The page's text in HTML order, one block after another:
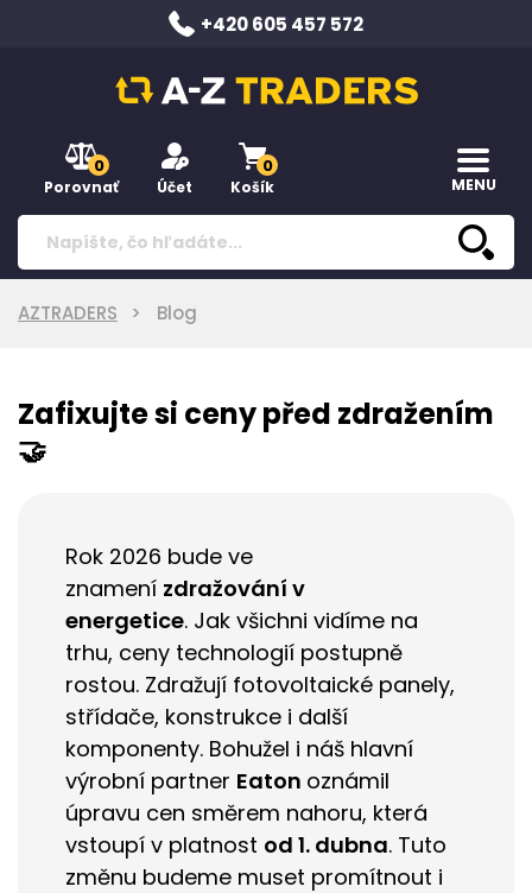
+420 605 457 572
0
Porovnať Účet
0
Košík MENU
AZTRADERS Blog
Zafixujte si ceny před zdražením
🤝
Rok 2026 bude ve
znamení zdražování v
energetice. Jak všichni vidíme na
trhu, ceny technologií postupně
rostou. Zdražují fotovoltaické panely,
střídače, konstrukce i další
komponenty. Bohužel i náš hlavní
výrobní partner Eaton oznámil
úpravu cen směrem nahoru, která
vstoupí v platnost od 1. dubna. Tuto
změnu budeme muset promítnout i